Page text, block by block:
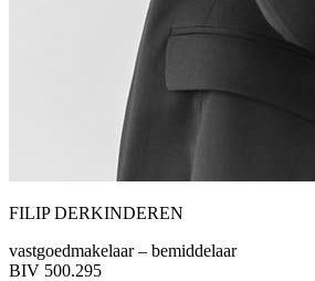
FILIP DERKINDEREN
vastgoedmakelaar – bemiddelaar
BIV 500.295